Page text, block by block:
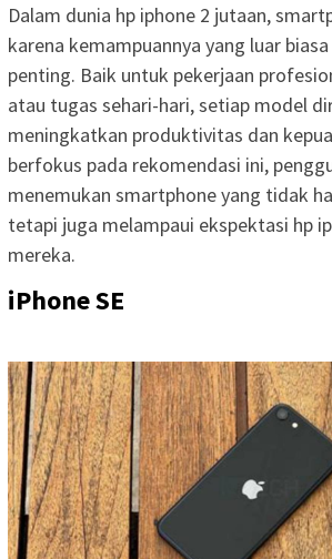
Dalam dunia hp iphone 2 jutaan,
karena kemampuannya yang luar
penting. Baik untuk pekerjaan
atau tugas sehari-hari, setiap model
meningkatkan produktivitas dan
berfokus pada rekomendasi ini,
menemukan smartphone yang tidak
tetapi juga melampaui ekspektasi hp
mereka.
iPhone SE